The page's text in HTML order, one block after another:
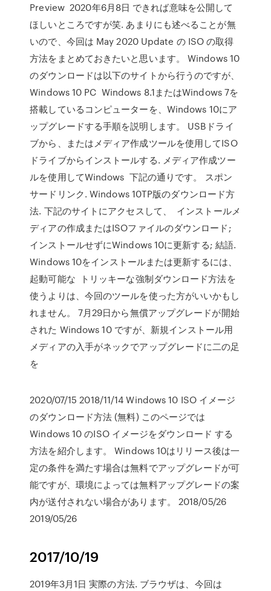
Preview 2020年6月8日 できれば意味を公開して
ほしいところですが笑. あまりにも述べることが無
いので、今回は May 2020 Update の ISO の取得
方法をまとめておきたいと思います。 Windows 10
のダウンロードは以下のサイトから行うのですが、
Windows 10 PC Windows 8.1またはWindows 7を
搭載しているコンピューターを、Windows 10にア
ップグレードする手順を説明します。 USBドライ
ブから、またはメディア作成ツールを使用してISO
ドライブからインストールする. メディア作成ツー
ルを使用してWindows 下記の通りです。 スポン
サードリンク. Windows 10TP版のダウンロード方
法. 下記のサイトにアクセスして、 インストールメ
ディアの作成またはISOファイルのダウンロード;
インストールせずにWindows 10に更新する; 結語.
Windows 10をインストールまたは更新するには、
起動可能な トリッキーな強制ダウンロード方法を
使うよりは、今回のツールを使った方がいいかもし
れません。 7月29日から無償アップグレードが開始
された Windows 10 ですが、新規インストール用
メディアの入手がネックでアップグレードに二の足
を
2020/07/15 2018/11/14 Windows 10 ISO イメージ
のダウンロード方法 (無料) このページでは
Windows 10 のISO イメージをダウンロード する
方法を紹介します。 Windows 10はリリース後は一
定の条件を満たす場合は無料でアップグレードが可
能ですが、環境によっては無料アップグレードの案
内が送付されない場合があります。 2018/05/26
2019/05/26
2017/10/19
2019年3月1日 実際の方法. ブラウザは、今回は